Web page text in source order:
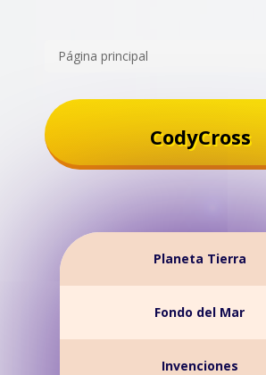
Página principal
CodyCross
Planeta Tierra
Fondo del Mar
Invenciones